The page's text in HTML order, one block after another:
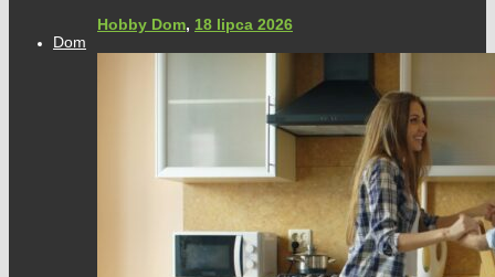
Hobby Dom, 18 lipca 2026
Dom